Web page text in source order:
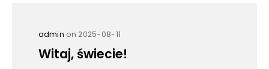
admin on 2025-08-11
Witaj, świecie!